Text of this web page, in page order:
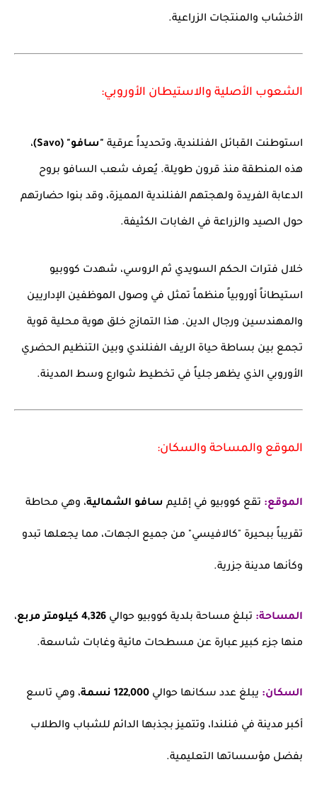
الأخشاب والمنتجات الزراعية.
الشعوب الأصلية والاستيطان الأوروبي:
استوطنت القبائل الفنلندية، وتحديداً عرقية "سافو" (Savo) ،
هذه المنطقة منذ قرون طويلة. يُعرف شعب السافو بروح
الدعابة الفريدة ولهجتهم الفنلندية المميزة، وقد بنوا حضارتهم
حول الصيد والزراعة في الغابات الكثيفة.
خلال فترات الحكم السويدي ثم الروسي، شهدت كووبيو
استيطاناً أوروبياً منظماً تمثل في وصول الموظفين الإداريين
والمهندسين ورجال الدين. هذا التمازج خلق هوية محلية قوية
تجمع بين بساطة حياة الريف الفنلندي وبين التنظيم الحضري
الأوروبي الذي يظهر جلياً في تخطيط شوارع وسط المدينة.
الموقع والمساحة والسكان:
الموقع: تقع كووبيو في إقليم سافو الشمالية، وهي محاطة
تقريباً ببحيرة "كالافيسي" من جميع الجهات، مما يجعلها تبدو
وكأنها مدينة جزرية.
المساحة: تبلغ مساحة بلدية كووبيو حوالي 4,326 كيلومتر مربع ،
منها جزء كبير عبارة عن مسطحات مائية وغابات شاسعة.
السكان: يبلغ عدد سكانها حوالي 122,000 نسمة ، وهي تاسع
أكبر مدينة في فنلندا، وتتميز بجذبها الدائم للشباب والطلاب
بفضل مؤسساتها التعليمية.